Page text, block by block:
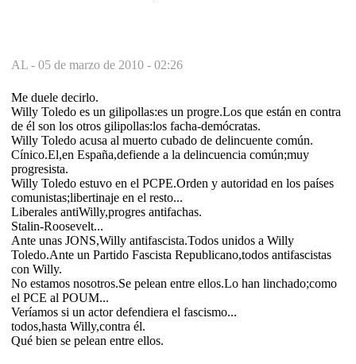
AL - 05 de marzo de 2010 - 02:26
Me duele decirlo.
Willy Toledo es un gilipollas:es un progre.Los que están en contra
de él son los otros gilipollas:los facha-demócratas.
Willy Toledo acusa al muerto cubado de delincuente común.
Cínico.El,en España,defiende a la delincuencia común;muy
progresista.
Willy Toledo estuvo en el PCPE.Orden y autoridad en los países
comunistas;libertinaje en el resto...
Liberales antiWilly,progres antifachas.
Stalin-Roosevelt...
Ante unas JONS,Willy antifascista.Todos unidos a Willy
Toledo.Ante un Partido Fascista Republicano,todos antifascistas
con Willy.
No estamos nosotros.Se pelean entre ellos.Lo han linchado;como
el PCE al POUM...
Veríamos si un actor defendiera el fascismo...
todos,hasta Willy,contra él.
Qué bien se pelean entre ellos.